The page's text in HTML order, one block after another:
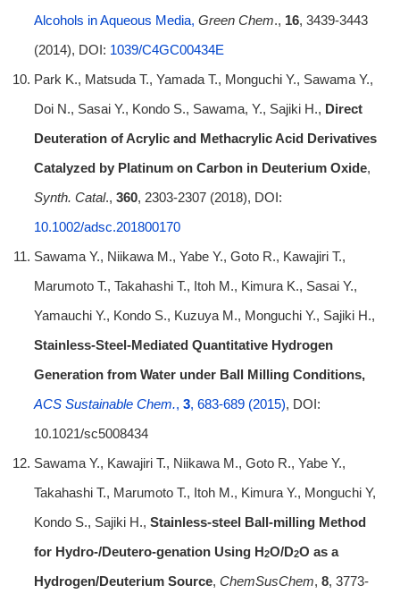
Alcohols in Aqueous Media, Green Chem., 16, 3439-3443
(2014), DOI: 1039/C4GC00434E
Park K., Matsuda T., Yamada T., Monguchi Y., Sawama Y.,
Doi N., Sasai Y., Kondo S., Sawama, Y., Sajiki H., Direct
Deuteration of Acrylic and Methacrylic Acid Derivatives
Catalyzed by Platinum on Carbon in Deuterium Oxide,
Synth. Catal., 360, 2303-2307 (2018), DOI:
10.1002/adsc.201800170
Sawama Y., Niikawa M., Yabe Y., Goto R., Kawajiri T.,
Marumoto T., Takahashi T., Itoh M., Kimura K., Sasai Y.,
Yamauchi Y., Kondo S., Kuzuya M., Monguchi Y., Sajiki H.,
Stainless-Steel-Mediated Quantitative Hydrogen
Generation from Water under Ball Milling Conditions,
ACS Sustainable Chem., 3, 683-689 (2015), DOI:
10.1021/sc5008434
Sawama Y., Kawajiri T., Niikawa M., Goto R., Yabe Y.,
Takahashi T., Marumoto T., Itoh M., Kimura Y., Monguchi Y,
Kondo S., Sajiki H., Stainless-steel Ball-milling Method
for Hydro-/Deutero-genation Using H2O/D2O as a
Hydrogen/Deuterium Source, ChemSusChem, 8, 3773-